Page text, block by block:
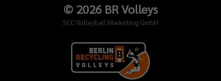
© 2026BR Volleys
SCC Volleyball Marketing GmbH